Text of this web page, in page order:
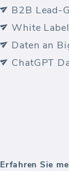
B2B Lead-
White
Daten an
ChatGPT
Erfahren Sie